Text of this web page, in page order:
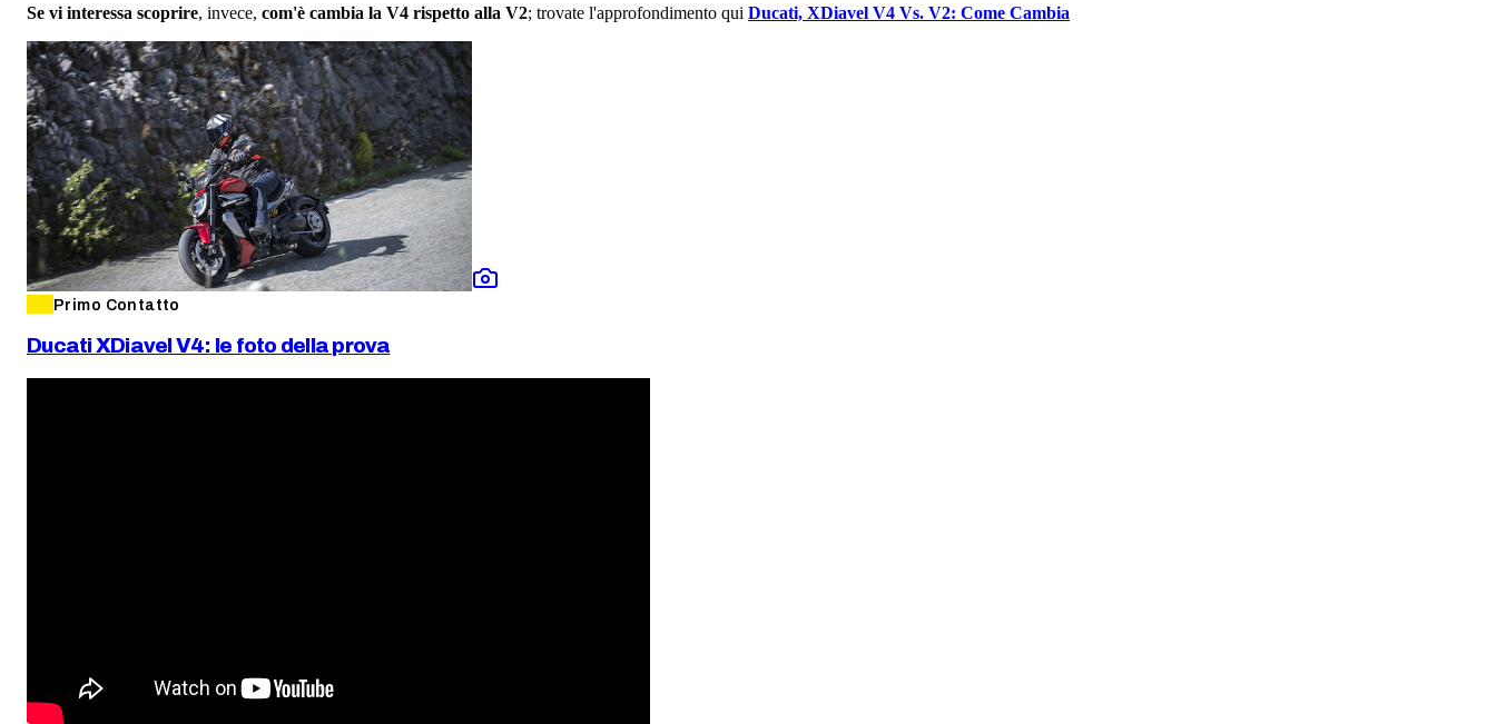
Se vi interessa scoprire, invece, com'è cambia la V4 rispetto alla V2; trovate l'approfondimento qui Ducati, XDiavel V4 Vs. V2: Come Cambia
Primo Contatto
Ducati XDiavel V4: le foto della prova